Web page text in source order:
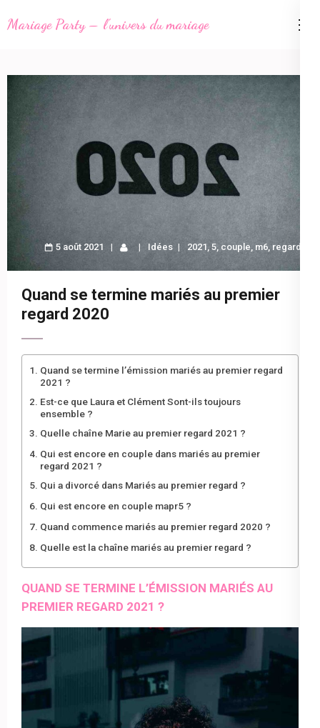
au
(Pressez
Entrée)
Mariage Party – l'univers du mariage
5 août 2021 Idées 2021, 5, couple, m6, regard
Quand se termine mariés au premier
regard 2020
Quand se termine l’émission mariés au premier regard
2021 ?
Est-ce que Laura et Clément Sont-ils toujours
ensemble ?
Quelle chaîne Marie au premier regard 2021 ?
Qui est encore en couple dans mariés au premier
regard 2021 ?
Qui a divorcé dans Mariés au premier regard ?
Qui est encore en couple mapr5 ?
Quand commence mariés au premier regard 2020 ?
Quelle est la chaîne mariés au premier regard ?
QUAND SE TERMINE L’ÉMISSION MARIÉS AU
PREMIER REGARD 2021 ?